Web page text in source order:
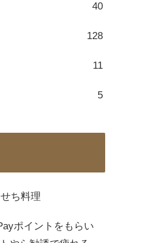
40
128
11
5
ち料理
ポイントをもらい